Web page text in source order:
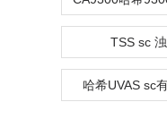
TSS sc
哈希UVAS sc